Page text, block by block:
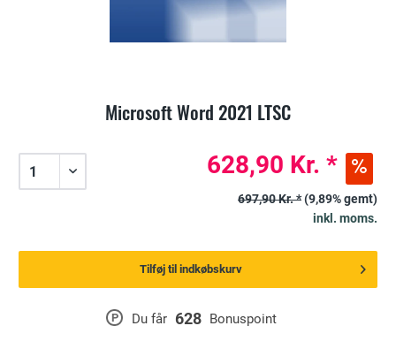
Microsoft Word 2021 LTSC
P Du får 628 Bonuspoint
628,90 Kr. *
697,90 Kr. *(9,89% gemt)
inkl. moms.
Tilføj til indkøbskurv